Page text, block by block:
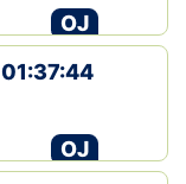
OJ
01:37:44
OJ